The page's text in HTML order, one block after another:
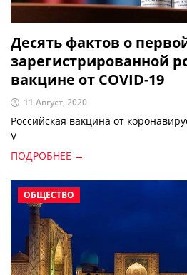
Десять фактов о
зарегистрированной
вакцине от COVID-19
11 Август, 2020
Российская вакцина от
V
ПОДРОБНЕЕ →
ОБЩЕСТВО